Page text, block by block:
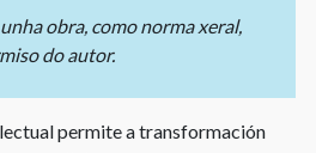
obra, como norma xeral,
do autor.
permite a transformación